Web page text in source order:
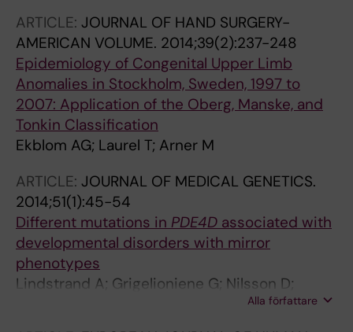
E; Cattini PA; Nordenskjold A; Makitie O;
Grigelioniene G; Nordgren A
ARTICLE: JOURNAL OF HAND SURGERY-
AMERICAN VOLUME. 2014;39(2):237-248
Epidemiology of Congenital Upper Limb
Anomalies in Stockholm, Sweden, 1997 to
2007: Application of the Oberg, Manske, and
Tonkin Classification
Ekblom AG; Laurel T; Arner M
ARTICLE: JOURNAL OF MEDICAL GENETICS.
2014;51(1):45-54
Different mutations in PDE4D associated with
developmental disorders with mirror
phenotypes
Lindstrand A; Grigelioniene G; Nilsson D;
Pettersson M; Hofmeister W; Anderlid B-M;
Alla författare